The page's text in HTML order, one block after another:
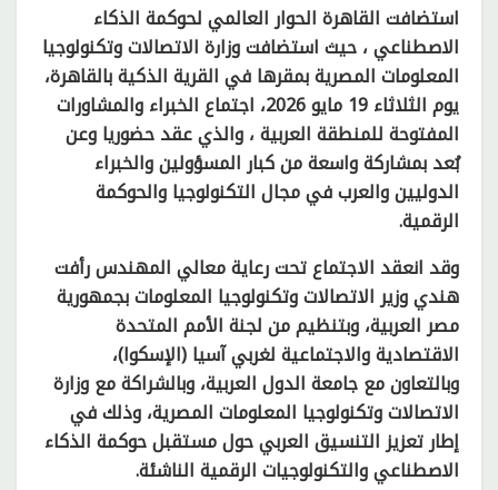
استضافت القاهرة الحوار العالمي لحوكمة الذكاء
الاصطناعي ، حيث استضافت وزارة الاتصالات وتكنولوجيا
المعلومات المصرية بمقرها في القرية الذكية بالقاهرة،
يوم الثلاثاء 19 مايو 2026، اجتماع الخبراء والمشاورات
المفتوحة للمنطقة العربية ، والذي عقد حضوريا وعن
بُعد بمشاركة واسعة من كبار المسؤولين والخبراء
الدوليين والعرب في مجال التكنولوجيا والحوكمة
الرقمية.
وقد انعقد الاجتماع تحت رعاية معالي المهندس رأفت
هندي وزير الاتصالات وتكنولوجيا المعلومات بجمهورية
مصر العربية، وبتنظيم من لجنة الأمم المتحدة
الاقتصادية والاجتماعية لغربي آسيا (الإسكوا)،
وبالتعاون مع جامعة الدول العربية، وبالشراكة مع وزارة
الاتصالات وتكنولوجيا المعلومات المصرية، وذلك في
إطار تعزيز التنسيق العربي حول مستقبل حوكمة الذكاء
الاصطناعي والتكنولوجيات الرقمية الناشئة.